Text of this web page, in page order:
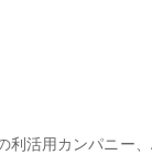
利活用カンパニー